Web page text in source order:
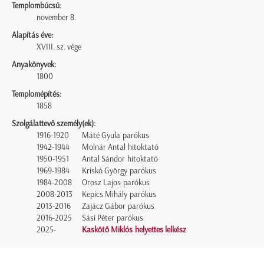
Templombúcsú:
november 8.
Alapítás éve:
XVIII. sz. vége
Anyakönyvek:
1800
Templomépítés:
1858
Szolgálattevő személy(ek):
1916-1920
Máté Gyula parókus
1942-1944
Molnár Antal hitoktató
1950-1951
Antal Sándor hitoktató
1969-1984
Kriskó György parókus
1984-2008
Orosz Lajos parókus
2008-2013
Kepics Mihály parókus
2013-2016
Zajácz Gábor parókus
2016-2025
Sási Péter parókus
2025-
Kaskötő Miklós helyettes lelkész